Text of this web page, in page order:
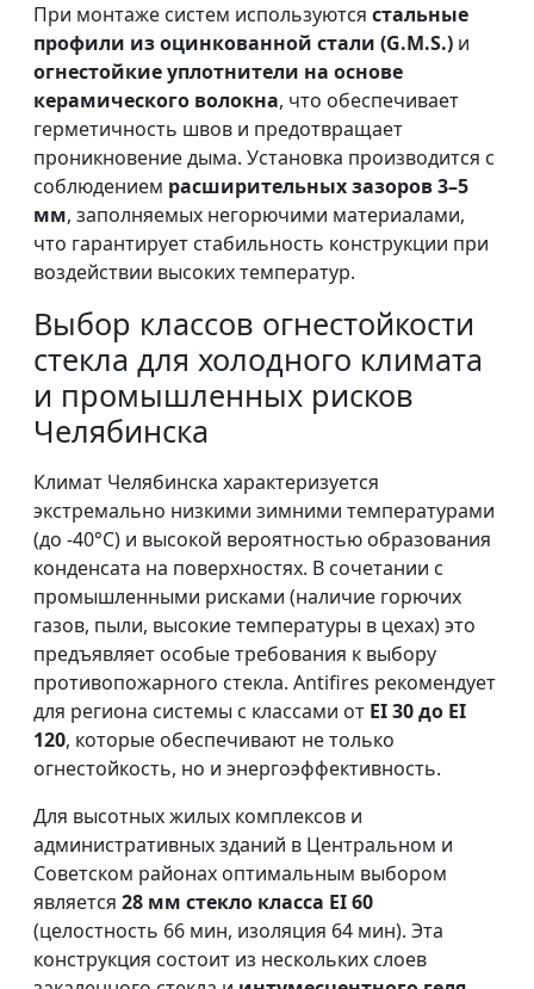
При монтаже систем используются стальные
профили из оцинкованной стали (G.M.S.) и
огнестойкие уплотнители на основе
керамического волокна, что обеспечивает
герметичность швов и предотвращает
проникновение дыма. Установка производится с
соблюдением расширительных зазоров 3–5
мм, заполняемых негорючими материалами,
что гарантирует стабильность конструкции при
воздействии высоких температур.
Выбор классов огнестойкости
стекла для холодного климата
и промышленных рисков
Челябинска
Климат Челябинска характеризуется
экстремально низкими зимними температурами
(до -40°C) и высокой вероятностью образования
конденсата на поверхностях. В сочетании с
промышленными рисками (наличие горючих
газов, пыли, высокие температуры в цехах) это
предъявляет особые требования к выбору
противопожарного стекла. Antifires рекомендует
для региона системы с классами от EI 30 до EI
120, которые обеспечивают не только
огнестойкость, но и энергоэффективность.
Для высотных жилых комплексов и
административных зданий в Центральном и
Советском районах оптимальным выбором
является 28 мм стекло класса EI 60
(целостность 66 мин, изоляция 64 мин). Эта
конструкция состоит из нескольких слоев